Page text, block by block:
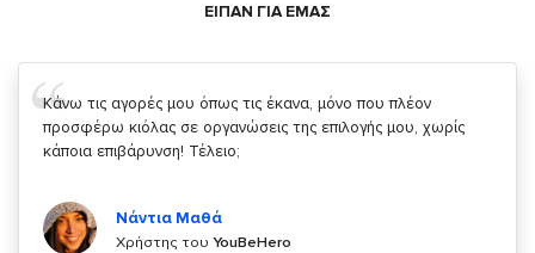
ΕΙΠΑΝ ΓΙΑ ΕΜΑΣ
Σας ευχαριστώ που μας δίνετε την δυνατότητα να κάνουμε
κάτι!
Χρήστης τουYouBeHero